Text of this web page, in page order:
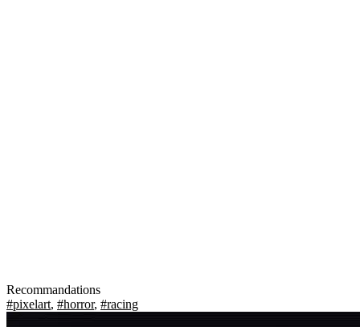
Recommandations
#pixelart, #horror, #racing